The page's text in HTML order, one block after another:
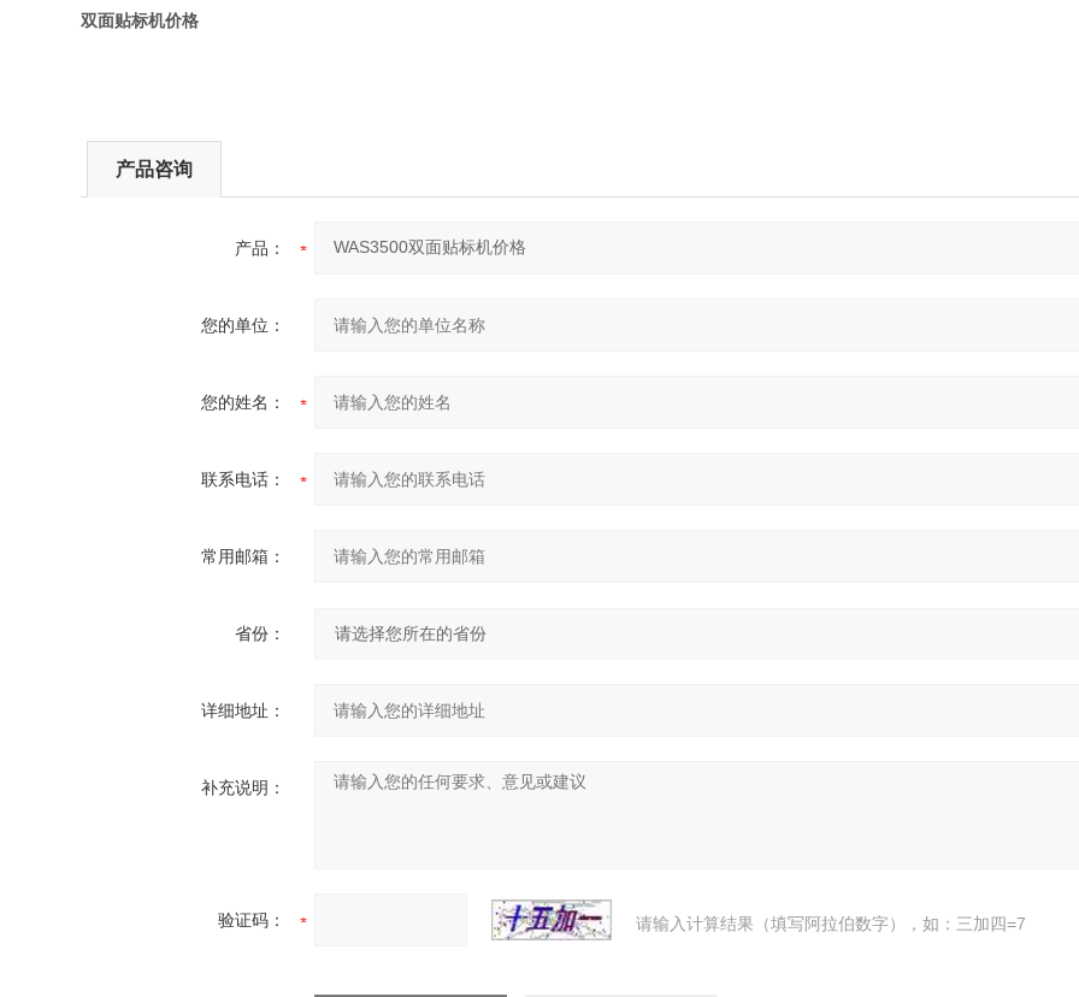
双面贴标机价格
产品咨询
产品：
您的单位：
您的姓名：
联系电话：
常用邮箱：
省份：
详细地址：
补充说明：
验证码： 请输入计算结果（填写阿拉伯数字），如：三加四=7